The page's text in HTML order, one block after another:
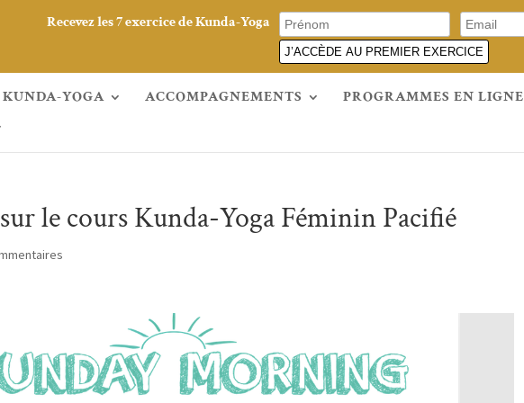
KUNDA-YOGA ACCOMPAGNEMENTS PROGRAMMES EN LIGNE
le cours Kunda-Yoga Féminin Pacifié
Recevez les 7 exercice de Kunda-Yoga
J’ACCÈDE AU PREMIER EXERCICE